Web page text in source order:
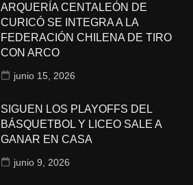
ARQUERÍA CENTALEÓN DE
CURICÓ SE INTEGRA A LA
FEDERACIÓN CHILENA DE TIRO
CON ARCO
junio 15, 2026
SIGUEN LOS PLAYOFFS DEL
BÁSQUETBOL Y LICEO SALE A
GANAR EN CASA
junio 9, 2026